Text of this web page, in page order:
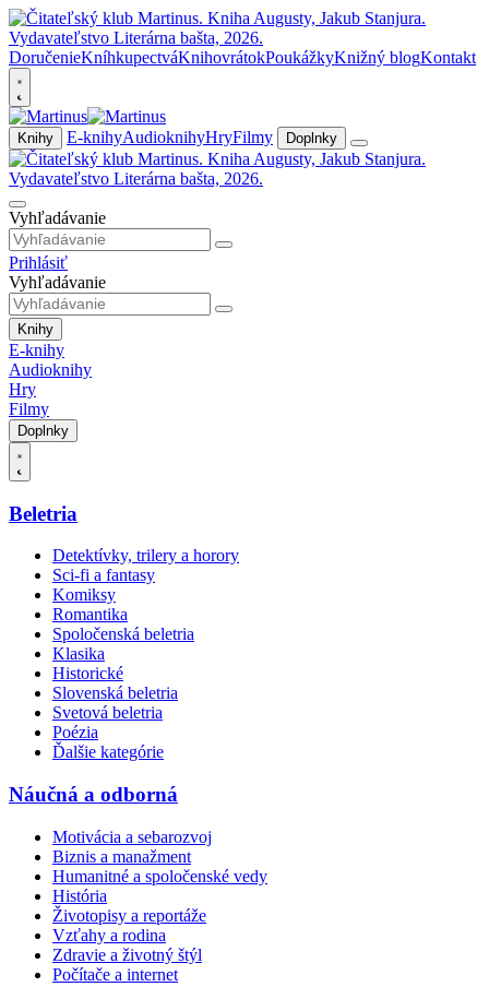
DoručenieKníhkupectváKnihovrátokPoukážkyKnižný blogKontakt
Knihy E-knihyAudioknihyHryFilmy Doplnky
Vyhľadávanie
Prihlásiť
Vyhľadávanie
Knihy
E-knihy
Audioknihy
Hry
Filmy
Doplnky
Beletria
Detektívky, trilery a horory
Sci-fi a fantasy
Komiksy
Romantika
Spoločenská beletria
Klasika
Historické
Slovenská beletria
Svetová beletria
Poézia
Ďalšie kategórie
Náučná a odborná
Motivácia a sebarozvoj
Biznis a manažment
Humanitné a spoločenské vedy
História
Životopisy a reportáže
Vzťahy a rodina
Zdravie a životný štýl
Počítače a internet